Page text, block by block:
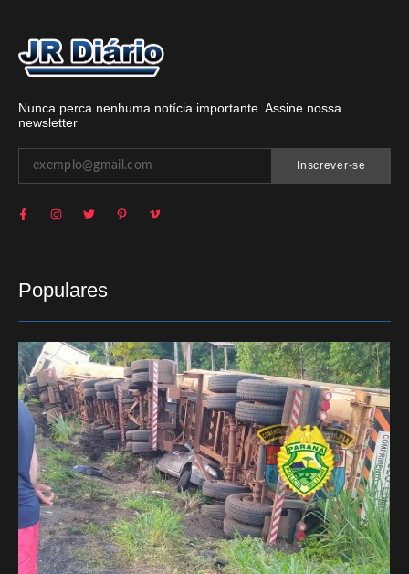
Nunca perca nenhuma notícia importante. Assine nossa
newsletter
Inscrever-se
Populares